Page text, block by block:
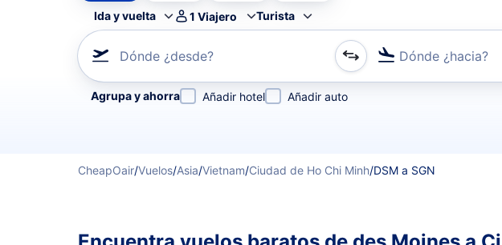
Ida y vuelta 1 Viajero Turista
Dónde ¿desde? Dónde ¿hacia?
Refina tu búsqueda por aerolínea, por ciudad o aeropuerto o por vuelos directos
Agrupa y ahorra Añadir hotel Añadir auto
CheapOair/Vuelos/Asia/Vietnam/Ciudad de Ho Chi Minh/DSM a SGN